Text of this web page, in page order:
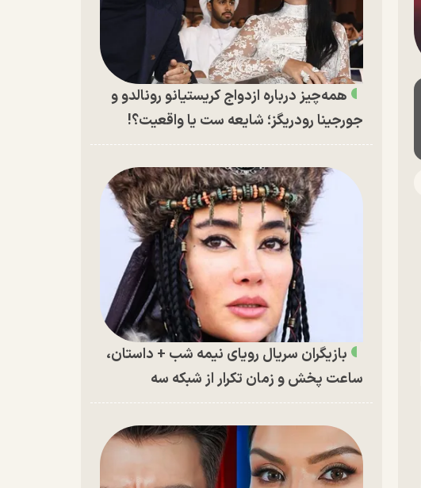
همه‌چیز درباره ازدواج کریستیانو رونالدو و
جورجینا رودریگز؛ شایعه ست یا واقعیت؟!
بازیگران سریال رویای نیمه شب + داستان،
ساعت پخش و زمان تکرار از شبکه سه